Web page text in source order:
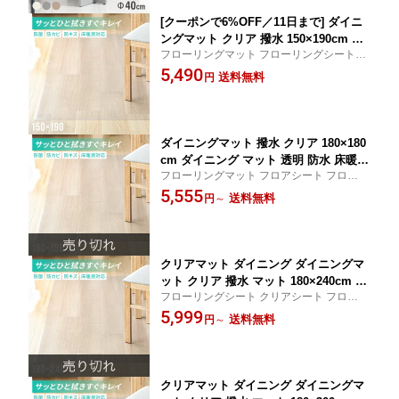
[クーポンで6%OFF／11日まで] ダイニ
ングマット クリア 撥水 150×190cm ダ
イニング マット 防水 透明 床暖房対応
防カビ 抗菌 厚さ1.5mm 透明マット ク
フローリングマット フローリングシート ク
リアシート フロアシート キッチンシート
テーブルシート 透明シート クッションシー
5,490 円 送料無料
ダイニングマット 撥水 クリア 180×180
cm ダイニング マット 透明 防水 床暖房
対応 抗菌 防カビ 厚さ1.5mm クリアマ
ット 透明マット フロアマット キッチン
フローリングマット フロアシート フローリ
ングシート クリアシート 透明シート キッ
チンシート テーブルシート クッションシー
5,555 円 ～ 送料無料
クリアマット ダイニング ダイニングマ
ット クリア 撥水 マット 180×240cm 透
明 防水 床暖房対応 抗菌 防カビ 厚さ1.5
mm 透明マット フロアマット キッチン
フローリングシート クリアシート フローリ
ングマット テーブルシート フロアシート
透明シート キッチンシート クッションシー
5,999 円 ～ 送料無料
クリアマット ダイニング ダイニングマ